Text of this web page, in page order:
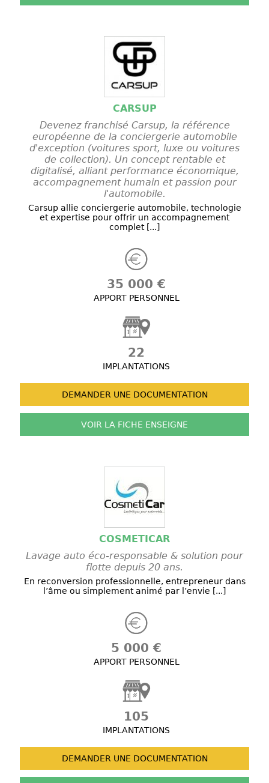
CARSUP
Devenez franchisé Carsup, la référence
européenne de la conciergerie automobile
d'exception (voitures sport, luxe ou voitures
de collection). Un concept rentable et
digitalisé, alliant performance économique,
accompagnement humain et passion pour
l'automobile.
Carsup allie conciergerie automobile, technologie
et expertise pour offrir un accompagnement
complet [...]
35 000 €
APPORT PERSONNEL
22
IMPLANTATIONS
DEMANDER UNE DOCUMENTATION
VOIR LA FICHE ENSEIGNE
COSMETICAR
Lavage auto éco-responsable & solution pour
flotte depuis 20 ans.
En reconversion professionnelle, entrepreneur dans
l’âme ou simplement animé par l’envie [...]
5 000 €
APPORT PERSONNEL
105
IMPLANTATIONS
DEMANDER UNE DOCUMENTATION